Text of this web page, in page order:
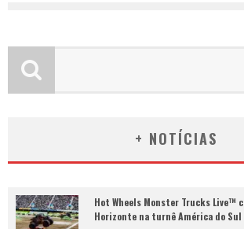
+ NOTÍCIAS
Hot Wheels Monster Trucks Live™
Horizonte na turnê América do Sul